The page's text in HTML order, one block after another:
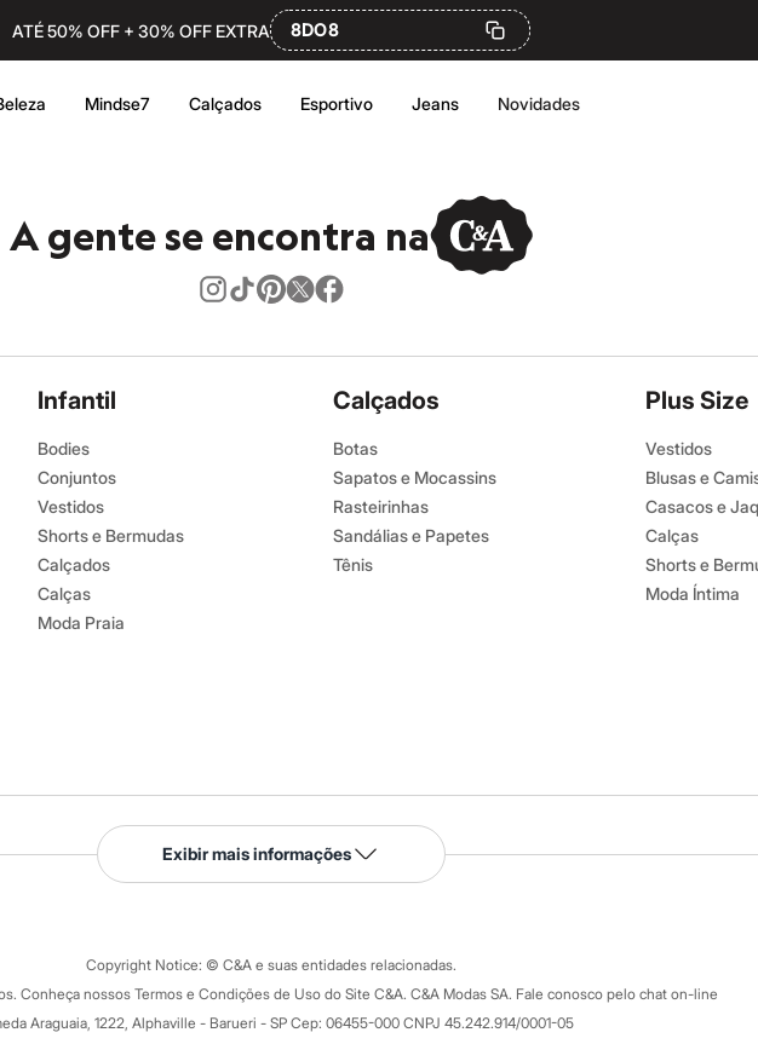
ATÉ 50% OFF + 30% OFF EXTRA 8DO8
Mindse7 Calçados Esportivo Jeans Novidades
A gente se encontra na
Infantil
Bodies
Conjuntos
Vestidos
Shorts e Bermudas
Calçados
Calças
Moda Praia
Calçados
Botas
Sapatos e Mocassins
Rasteirinhas
Sandálias e Papetes
Tênis
Plus Size
Vestidos
Blusas e
Casacos e
Calças
Shorts e
Moda Íntima
Serviços
Tipos de serviços
Formas de pagamento
Todas as vantagens
Minha C&A
Exibir mais informações
Copyright Notice: © C&A e suas entidades relacionadas.
Conheça nossos Termos e Condições de Uso do Site C&A. C&A Modas SA. Fale conosco pelo chat on-line
Araguaia, 1222, Alphaville - Barueri - SP Cep: 06455-000 CNPJ 45.242.914/0001-05